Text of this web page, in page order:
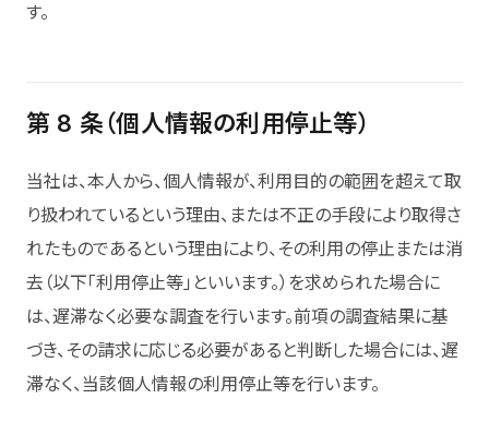
す。
第 8 条（個人情報の利用停止等）
当社は、本人から、個人情報が、利用目的の範囲を超えて取
り扱われているという理由、または不正の手段により取得さ
れたものであるという理由により、その利用の停止または消
去（以下「利用停止等」といいます。）を求められた場合に
は、遅滞なく必要な調査を行います。前項の調査結果に基
づき、その請求に応じる必要があると判断した場合には、遅
滞なく、当該個人情報の利用停止等を行います。